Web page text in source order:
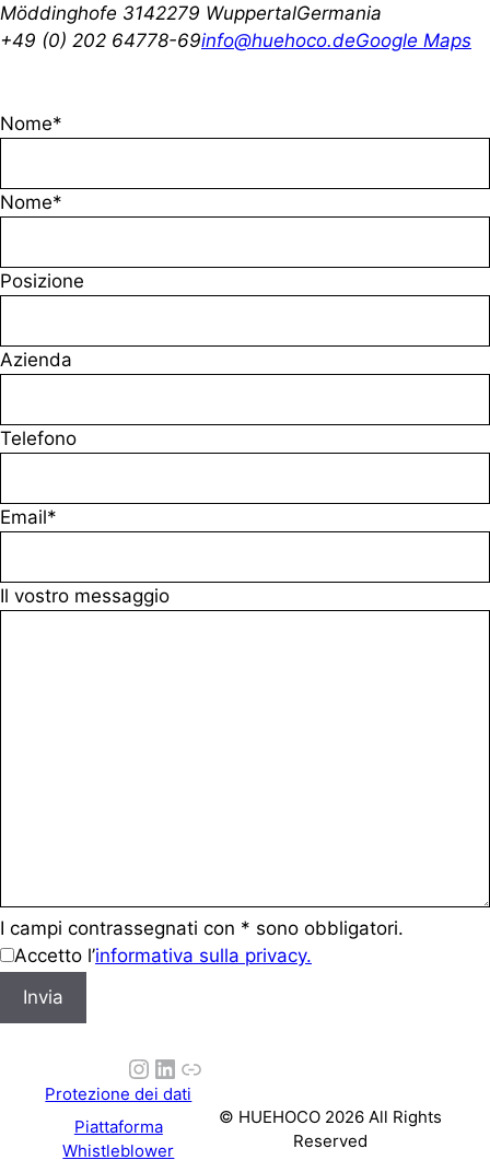
Möddinghofe 3142279 WuppertalGermania
+49 (0) 202 64778-69info@huehoco.deGoogle Maps
Nome*
Nome*
Posizione
Azienda
Telefono
Email*
Il vostro messaggio
I campi contrassegnati con * sono obbligatori.
Accetto l’informativa sulla privacy.
Invia
Instagram
LinkedIn
Link
Protezione dei dati
Piattaforma
Whistleblower
© HUEHOCO 2026 All Rights
Reserved